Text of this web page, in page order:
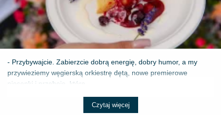
- Przybywajcie. Zabierzcie dobrą energię, dobry humor, a my
przywieziemy węgierską orkiestrę dętą, nowe premierowe
piosenki i przeboje, które ...
Czytaj więcej